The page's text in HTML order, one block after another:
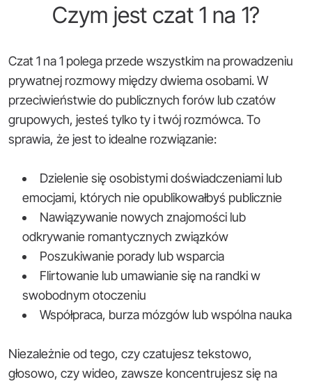
Czym jest czat 1 na 1?
Czat 1 na 1 polega przede wszystkim na prowadzeniu
prywatnej rozmowy między dwiema osobami. W
przeciwieństwie do publicznych forów lub czatów
grupowych, jesteś tylko ty i twój rozmówca. To
sprawia, że jest to idealne rozwiązanie:
Dzielenie się osobistymi doświadczeniami lub
emocjami, których nie opublikowałbyś publicznie
Nawiązywanie nowych znajomości lub
odkrywanie romantycznych związków
Poszukiwanie porady lub wsparcia
Flirtowanie lub umawianie się na randki w
swobodnym otoczeniu
Współpraca, burza mózgów lub wspólna nauka
Niezależnie od tego, czy czatujesz tekstowo,
głosowo, czy wideo, zawsze koncentrujesz się na